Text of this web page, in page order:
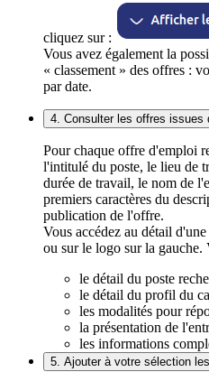
cliquez sur :
Vous avez également la
« classement » des offres :
par date.
4. Consulter les offres issues
Pour chaque offre d'emploi
l'intitulé du poste, le lieu de
durée de travail, le nom de
premiers caractères du
publication de l'offre.
Vous accédez au détail
ou sur le logo sur la gauche.
le détail du poste
le détail du profil du
les modalités pour
la présentation de
les informations
5. Ajouter à votre sélection